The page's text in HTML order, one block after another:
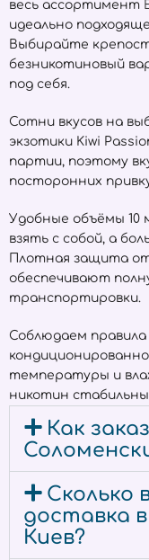
весь ассортимент
идеально
Выбирайте
безникотиновый
под себя.
Сотни вкусов на
экзотики Kiwi
партии, поэтому
посторонних
Удобные объёмы 10
взять с собой, а
Плотная защита
обеспечивают
транспортировки.
Соблюдаем
температуры и
никотин
Как
Сколько
доставка
Киев?